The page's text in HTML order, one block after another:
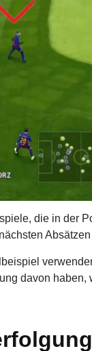
die in der
davon